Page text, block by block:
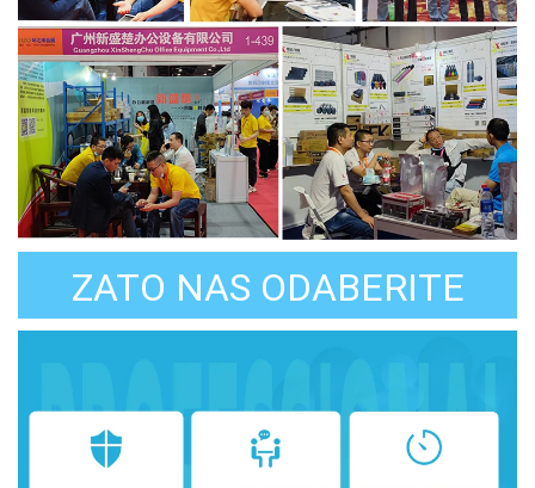
ZATO NAS ODABERITE